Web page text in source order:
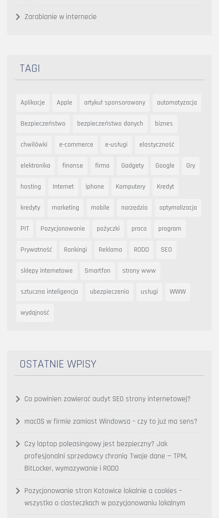
Zarabianie w internecie
TAGI
Aplikacje Apple artykuł sponsorowany automatyzacja
Bezpieczeństwo bezpieczeństwo danych biznes
chwilówki e-commerce e-usługi elastyczność
elektronika finanse firma Gadgety Google Gry
hosting Internet iphone Komputery Kredyt
kredyty marketing mobile narzędzia optymalizacja
PIT Pozycjonowanie pożyczki praca program
Prywatność Rankingi Reklama RODO SEO
sklepy internetowe Smartfon strony www
sztuczna inteligencja ubezpieczenia usługi WWW
wydajność
OSTATNIE WPISY
Co powinien zawierać audyt SEO strony internetowej?
macOS w firmie zamiast Windowsa – czy to już ma sens?
Czy laptop poleasingowy jest bezpieczny? Jak
profesjonalni sprzedawcy chronią Twoje dane — TPM,
BitLocker, wymazywanie i RODO
Pozycjonowanie stron Katowice lokalnie a cookies –
wszystko o ciasteczkach w pozycjonowaniu lokalnym